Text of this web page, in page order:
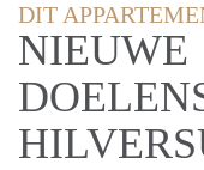
DIT
NIEUWE